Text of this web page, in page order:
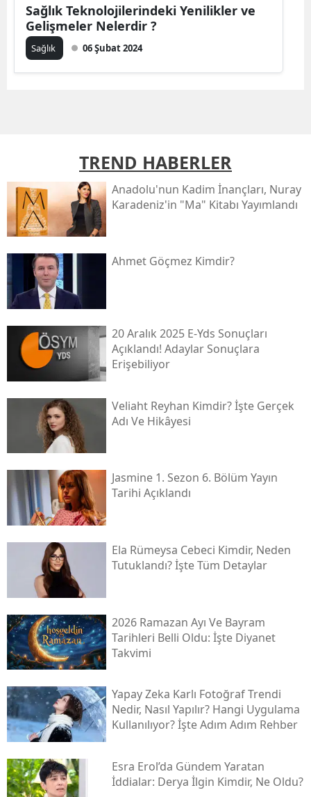
Sağlık Teknolojilerindeki Yenilikler ve
Gelişmeler Nelerdir ?
Sağlık 06 Şubat 2024
TREND HABERLER
Anadolu'nun Kadim İnançları, Nuray
Karadeniz'in "ma" Kitabı Yayımlandı
Ahmet Göçmez Kimdir?
20 Aralık 2025 E-Yds Sonuçları
Açıklandı! Adaylar Sonuçlara
Erişebiliyor
Veliaht Reyhan Kimdir? İşte Gerçek
Adı Ve Hikâyesi
Jasmine 1. Sezon 6. Bölüm Yayın
Tarihi Açıklandı
Ela Rümeysa Cebeci Kimdir, Neden
Tutuklandı? İşte Tüm Detaylar
2026 Ramazan Ayı Ve Bayram
Tarihleri Belli Oldu: İşte Diyanet
Takvimi
Yapay Zeka Karlı Fotoğraf Trendi
Nedir, Nasıl Yapılır? Hangi Uygulama
Kullanılıyor? İşte Adım Adım Rehber
Esra Erol’da Gündem Yaratan
İddialar: Derya İlgin Kimdir, Ne Oldu?